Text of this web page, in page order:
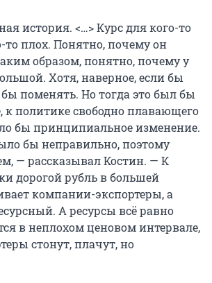
история. <…> Курс для кого-то
то плох. Понятно, почему он
образом, понятно, почему у
Хотя, наверное, если бы
бы поменять. Но тогда это был бы
к политике свободно плавающего
бы принципиальное изменение.
бы неправильно, поэтому
— рассказывал Костин. — К
дорогой рубль в большей
компании-экспортеры, а
А ресурсы всё равно
в неплохом ценовом интервале,
стонут, плачут, но